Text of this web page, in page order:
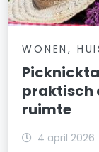
WONEN,
praktisch
ruimte
4 april 2026